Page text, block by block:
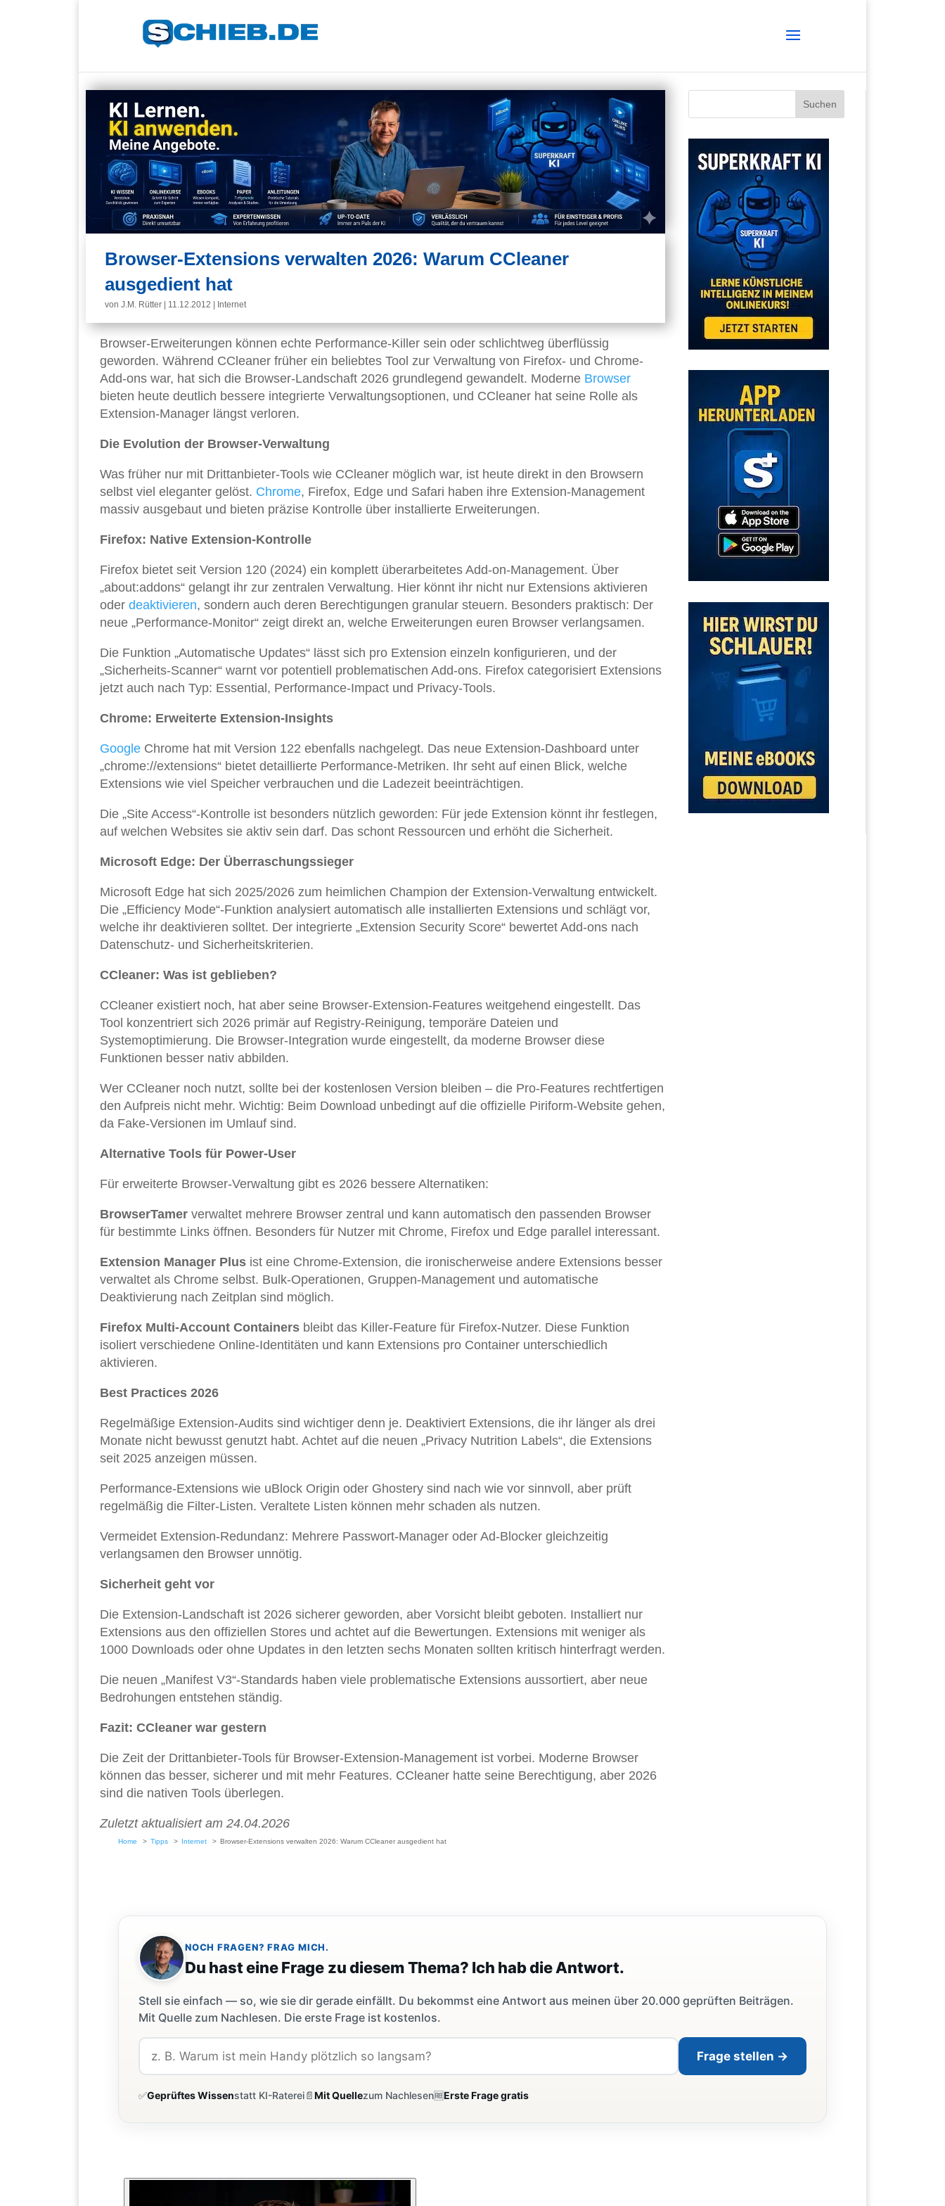
Browser-Extensions verwalten 2026: Warum CCleaner
ausgedient hat
von J.M. Rütter 11.12.2012 Internet
Browser-Erweiterungen können echte Performance-Killer sein oder schlichtweg überflüssig
geworden. Während CCleaner früher ein beliebtes Tool zur Verwaltung von Firefox- und Chrome-
Add-ons war, hat sich die Browser-Landschaft 2026 grundlegend gewandelt. Moderne Browser
bieten heute deutlich bessere integrierte Verwaltungsoptionen, und CCleaner hat seine Rolle als
Extension-Manager längst verloren.
Die Evolution der Browser-Verwaltung
Was früher nur mit Drittanbieter-Tools wie CCleaner möglich war, ist heute direkt in den Browsern
selbst viel eleganter gelöst. Chrome, Firefox, Edge und Safari haben ihre Extension-Management
massiv ausgebaut und bieten präzise Kontrolle über installierte Erweiterungen.
Firefox: Native Extension-Kontrolle
Firefox bietet seit Version 120 (2024) ein komplett überarbeitetes Add-on-Management. Über
„about:addons“ gelangt ihr zur zentralen Verwaltung. Hier könnt ihr nicht nur Extensions aktivieren
oder deaktivieren, sondern auch deren Berechtigungen granular steuern. Besonders praktisch: Der
neue „Performance-Monitor“ zeigt direkt an, welche Erweiterungen euren Browser verlangsamen.
Die Funktion „Automatische Updates“ lässt sich pro Extension einzeln konfigurieren, und der
„Sicherheits-Scanner“ warnt vor potentiell problematischen Add-ons. Firefox categorisiert Extensions
jetzt auch nach Typ: Essential, Performance-Impact und Privacy-Tools.
Chrome: Erweiterte Extension-Insights
Google Chrome hat mit Version 122 ebenfalls nachgelegt. Das neue Extension-Dashboard unter
„chrome://extensions“ bietet detaillierte Performance-Metriken. Ihr seht auf einen Blick, welche
Extensions wie viel Speicher verbrauchen und die Ladezeit beeinträchtigen.
Die „Site Access“-Kontrolle ist besonders nützlich geworden: Für jede Extension könnt ihr festlegen,
auf welchen Websites sie aktiv sein darf. Das schont Ressourcen und erhöht die Sicherheit.
Microsoft Edge: Der Überraschungssieger
Microsoft Edge hat sich 2025/2026 zum heimlichen Champion der Extension-Verwaltung entwickelt.
Die „Efficiency Mode“-Funktion analysiert automatisch alle installierten Extensions und schlägt vor,
welche ihr deaktivieren solltet. Der integrierte „Extension Security Score“ bewertet Add-ons nach
Datenschutz- und Sicherheitskriterien.
CCleaner: Was ist geblieben?
CCleaner existiert noch, hat aber seine Browser-Extension-Features weitgehend eingestellt. Das
Tool konzentriert sich 2026 primär auf Registry-Reinigung, temporäre Dateien und
Systemoptimierung. Die Browser-Integration wurde eingestellt, da moderne Browser diese
Funktionen besser nativ abbilden.
Wer CCleaner noch nutzt, sollte bei der kostenlosen Version bleiben – die Pro-Features rechtfertigen
den Aufpreis nicht mehr. Wichtig: Beim Download unbedingt auf die offizielle Piriform-Website gehen,
da Fake-Versionen im Umlauf sind.
Alternative Tools für Power-User
Für erweiterte Browser-Verwaltung gibt es 2026 bessere Alternatiken:
BrowserTamer verwaltet mehrere Browser zentral und kann automatisch den passenden Browser
für bestimmte Links öffnen. Besonders für Nutzer mit Chrome, Firefox und Edge parallel interessant.
Extension Manager Plus ist eine Chrome-Extension, die ironischerweise andere Extensions besser
verwaltet als Chrome selbst. Bulk-Operationen, Gruppen-Management und automatische
Deaktivierung nach Zeitplan sind möglich.
Firefox Multi-Account Containers bleibt das Killer-Feature für Firefox-Nutzer. Diese Funktion
isoliert verschiedene Online-Identitäten und kann Extensions pro Container unterschiedlich
aktivieren.
Best Practices 2026
Regelmäßige Extension-Audits sind wichtiger denn je. Deaktiviert Extensions, die ihr länger als drei
Monate nicht bewusst genutzt habt. Achtet auf die neuen „Privacy Nutrition Labels“, die Extensions
seit 2025 anzeigen müssen.
Performance-Extensions wie uBlock Origin oder Ghostery sind nach wie vor sinnvoll, aber prüft
regelmäßig die Filter-Listen. Veraltete Listen können mehr schaden als nutzen.
Vermeidet Extension-Redundanz: Mehrere Passwort-Manager oder Ad-Blocker gleichzeitig
verlangsamen den Browser unnötig.
Sicherheit geht vor
Die Extension-Landschaft ist 2026 sicherer geworden, aber Vorsicht bleibt geboten. Installiert nur
Extensions aus den offiziellen Stores und achtet auf die Bewertungen. Extensions mit weniger als
1000 Downloads oder ohne Updates in den letzten sechs Monaten sollten kritisch hinterfragt werden.
Die neuen „Manifest V3“-Standards haben viele problematische Extensions aussortiert, aber neue
Bedrohungen entstehen ständig.
Fazit: CCleaner war gestern
Die Zeit der Drittanbieter-Tools für Browser-Extension-Management ist vorbei. Moderne Browser
können das besser, sicherer und mit mehr Features. CCleaner hatte seine Berechtigung, aber 2026
sind die nativen Tools überlegen.
Zuletzt aktualisiert am 24.04.2026
Home Tipps Internet Browser-Extensions verwalten 2026: Warum CCleaner ausgedient hat
NOCH FRAGEN? FRAG MICH.
Du hast eine Frage zu diesem Thema? Ich hab die Antwort.
Stell sie einfach — so, wie sie dir gerade einfällt. Du bekommst eine Antwort aus meinen über 20.000 geprüften Beiträgen.
Mit Quelle zum Nachlesen. Die erste Frage ist kostenlos.
Frage stellen →
✅Geprüftes Wissenstatt KI-Raterei📄Mit Quellezum Nachlesen🆓Erste Frage gratis